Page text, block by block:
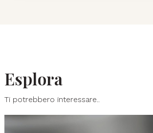
Esplora
Ti potrebbero interessare..